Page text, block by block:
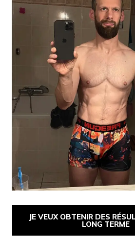
JE VEUX OBTENIR DES
LONG TERME